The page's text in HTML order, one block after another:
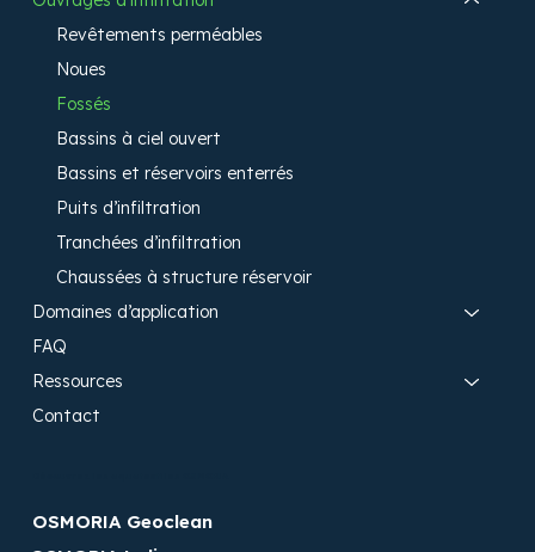
Revêtements perméables
Noues
Fossés
Bassins à ciel ouvert
Bassins et réservoirs enterrés
Puits d’infiltration
Tranchées d’infiltration
Chaussées à structure réservoir​
Domaines d’application
FAQ
Ressources
Contact
OSMORIA Geoclean